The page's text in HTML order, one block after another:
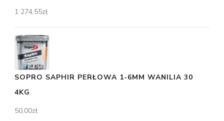
1 274,55zł
SOPRO SAPHIR PERŁOWA 1-6MM WANILIA 30
4KG
50,00zł